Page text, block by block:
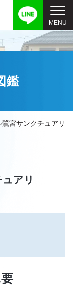
鑑
鷺宮サンクチュアリ
アリ